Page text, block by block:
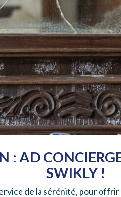
: AD
SWIKLY !
de la sérénité, pour